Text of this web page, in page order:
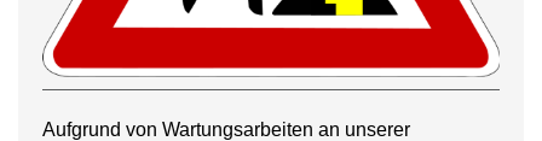
Aufgrund von Wartungsarbeiten an unserer